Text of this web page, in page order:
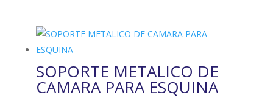
SOPORTE METALICO DE
CAMARA PARA ESQUINA